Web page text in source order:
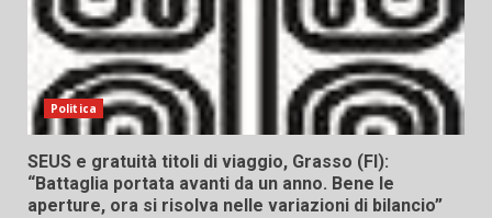
Politica
SEUS e gratuità titoli di viaggio, Grasso (FI):
“Battaglia portata avanti da un anno. Bene le
aperture, ora si risolva nelle variazioni di bilancio”